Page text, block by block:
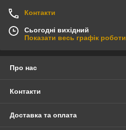
Контакти
Сьогодні вихідний
Показати весь графік роботи
Про нас
Контакти
Доставка та оплата